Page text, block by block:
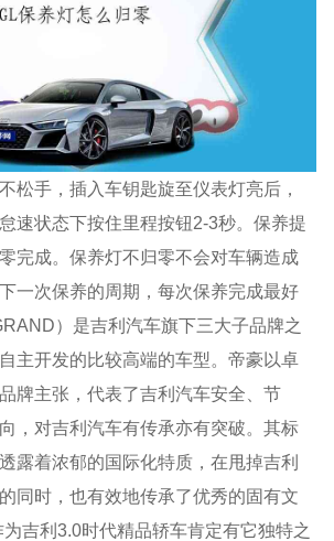
松手，插入车钥匙旋至仪表灯亮后，
速状态下按住里程按钮2-3秒。保养提
完成。保养灯不归零不会对车辆造成
一次保养的周期，每次保养完成最好
）是吉利汽车旗下三大子品牌之
主开发的比较高端的车型。帝豪以卓
牌主张，代表了吉利汽车安全、节
，对吉利汽车有传承亦有突破。其标
露着浓郁的国际化特质，在甩掉吉利
同时，也有效地传承了优秀的固有文
吉利3.0时代精品轿车肯定有它独特之